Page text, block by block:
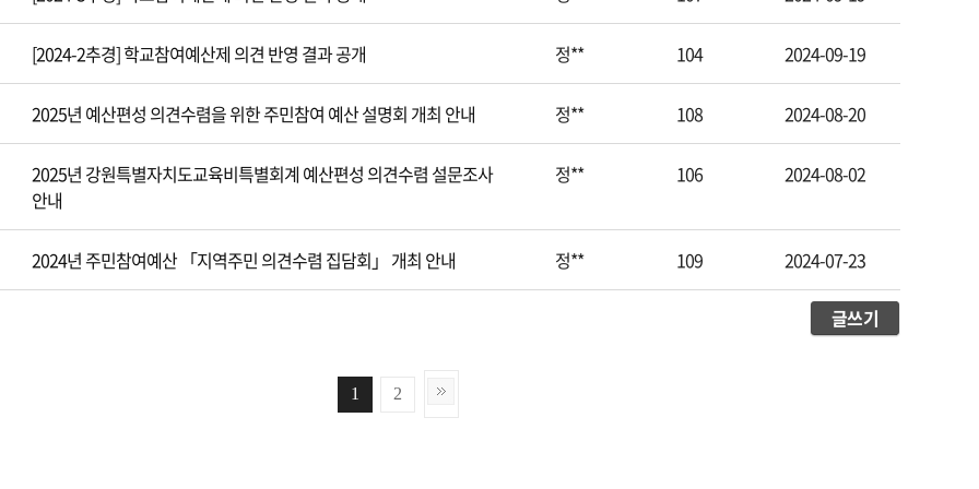
[2024-2추경] 학교참여예산제 의견 반영 결과 공개 정** 104 2024-09-19
2025년 예산편성 의견수렴을 위한 주민참여 예산 설명회 개최 안내 정** 108 2024-08-20
2025년 강원특별자치도교육비특별회계 예산편성 의견수렴 설문조사
안내
정** 106 2024-08-02
2024년 주민참여예산 「지역주민 의견수렴 집담회」 개최 안내 정** 109 2024-07-23
글쓰기
1 2